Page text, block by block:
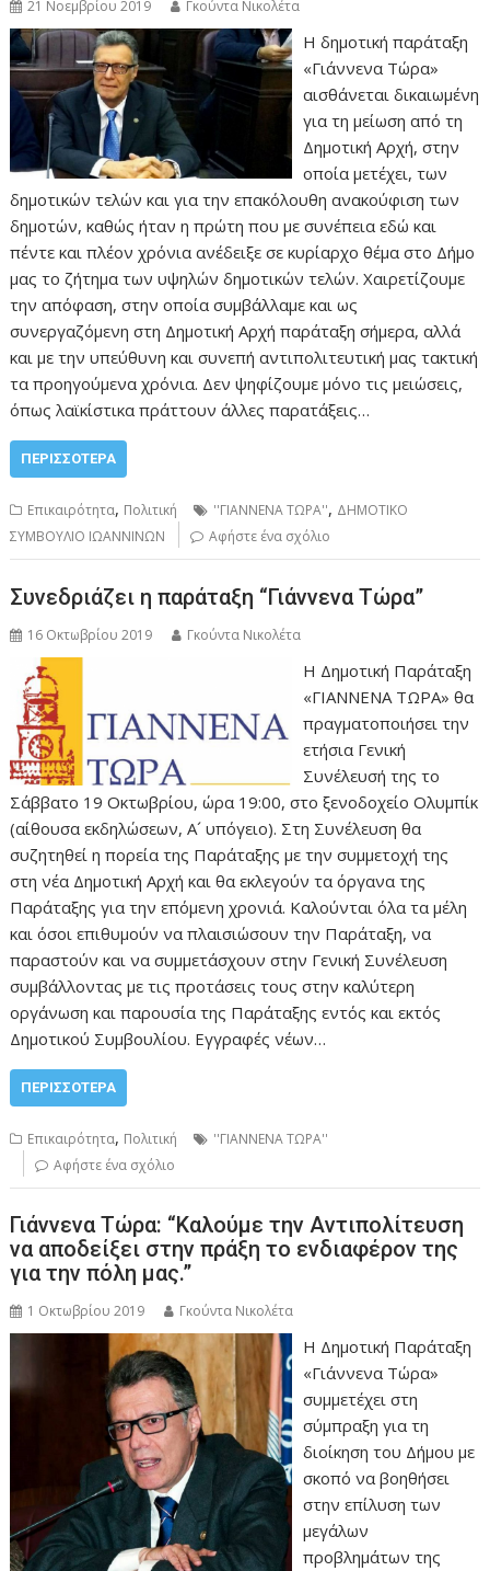
21 Νοεμβρίου 2019 Γκούντα Νικολέτα
Η δημοτική παράταξη
«Γιάννενα Τώρα»
αισθάνεται δικαιωμένη
για τη μείωση από τη
Δημοτική Αρχή, στην
οποία μετέχει, των
δημοτικών τελών και για την επακόλουθη ανακούφιση των
δημοτών, καθώς ήταν η πρώτη που με συνέπεια εδώ και
πέντε και πλέον χρόνια ανέδειξε σε κυρίαρχο θέμα στο Δήμο
μας το ζήτημα των υψηλών δημοτικών τελών. Χαιρετίζουμε
την απόφαση, στην οποία συμβάλλαμε και ως
συνεργαζόμενη στη Δημοτική Αρχή παράταξη σήμερα, αλλά
και με την υπεύθυνη και συνεπή αντιπολιτευτική μας τακτική
τα προηγούμενα χρόνια. Δεν ψηφίζουμε μόνο τις μειώσεις,
όπως λαϊκίστικα πράττουν άλλες παρατάξεις…
ΠΕΡΙΣΣΌΤΕΡΑ
Επικαιρότητα, Πολιτική ''ΓΙΑΝΝΕΝΑ ΤΩΡΑ'', ΔΗΜΟΤΙΚΟ
ΣΥΜΒΟΥΛΙΟ ΙΩΑΝΝΙΝΩΝ
Αφήστε ένα σχόλιο
Συνεδριάζει η παράταξη “Γιάννενα Τώρα”
16 Οκτωβρίου 2019 Γκούντα Νικολέτα
H Δημοτική Παράταξη
«ΓΙΑΝΝΕΝΑ ΤΩΡΑ» θα
πραγματοποιήσει την
ετήσια Γενική
Συνέλευσή της το
Σάββατο 19 Οκτωβρίου, ώρα 19:00, στο ξενοδοχείο Ολυμπίκ
(αίθουσα εκδηλώσεων, Α´ υπόγειο). Στη Συνέλευση θα
συζητηθεί η πορεία της Παράταξης με την συμμετοχή της
στη νέα Δημοτική Αρχή και θα εκλεγούν τα όργανα της
Παράταξης για την επόμενη χρονιά. Καλούνται όλα τα μέλη
και όσοι επιθυμούν να πλαισιώσουν την Παράταξη, να
παραστούν και να συμμετάσχουν στην Γενική Συνέλευση
συμβάλλοντας με τις προτάσεις τους στην καλύτερη
οργάνωση και παρουσία της Παράταξης εντός και εκτός
Δημοτικού Συμβουλίου. Εγγραφές νέων…
ΠΕΡΙΣΣΌΤΕΡΑ
Επικαιρότητα, Πολιτική
''ΓΙΑΝΝΕΝΑ ΤΩΡΑ''
Αφήστε ένα σχόλιο
Γιάννενα Τώρα: “Καλούμε την Αντιπολίτευση
να αποδείξει στην πράξη το ενδιαφέρον της
για την πόλη μας.”
1 Οκτωβρίου 2019 Γκούντα Νικολέτα
Η Δημοτική Παράταξη
«Γιάννενα Τώρα»
συμμετέχει στη
σύμπραξη για τη
διοίκηση του Δήμου με
σκοπό να βοηθήσει
στην επίλυση των
μεγάλων
προβλημάτων της